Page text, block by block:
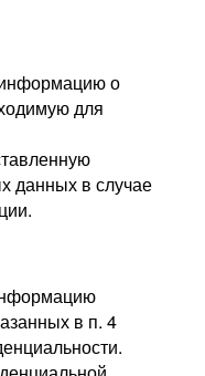
о
для
данных в случае
в п. 4